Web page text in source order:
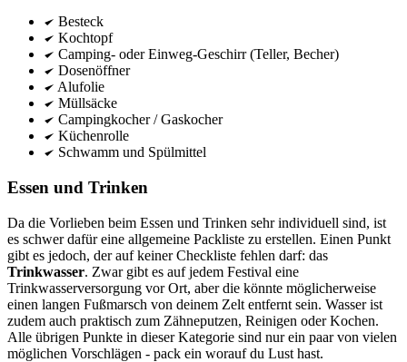
Besteck
Kochtopf
Camping- oder Einweg-Geschirr (Teller, Becher)
Dosenöffner
Alufolie
Müllsäcke
Campingkocher / Gaskocher
Küchenrolle
Schwamm und Spülmittel
Essen und Trinken
Da die Vorlieben beim Essen und Trinken sehr individuell sind, ist
es schwer dafür eine allgemeine Packliste zu erstellen. Einen Punkt
gibt es jedoch, der auf keiner Checkliste fehlen darf: das
Trinkwasser. Zwar gibt es auf jedem Festival eine
Trinkwasserversorgung vor Ort, aber die könnte möglicherweise
einen langen Fußmarsch von deinem Zelt entfernt sein. Wasser ist
zudem auch praktisch zum Zähneputzen, Reinigen oder Kochen.
Alle übrigen Punkte in dieser Kategorie sind nur ein paar von vielen
möglichen Vorschlägen - pack ein worauf du Lust hast.